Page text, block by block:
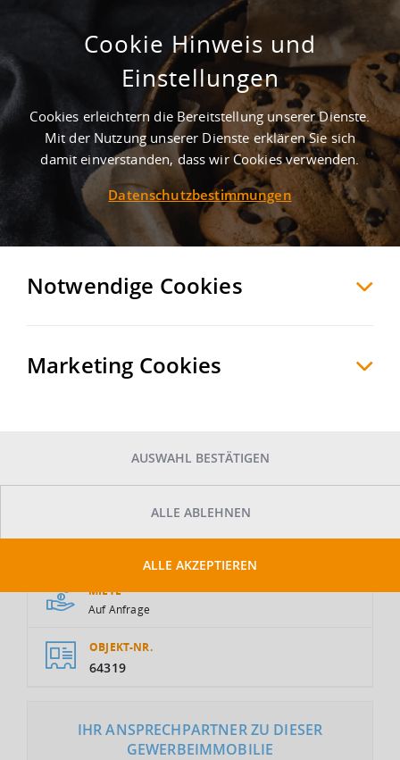
Projektierter Neubau einer Lager-
und Logistikhalle
Veitsbronn Fürth, Deutschland
MERKEN VERGLEICHEN EXPORT PDF
MIETE
Auf Anfrage
OBJEKT-NR.
64319
IHR ANSPRECHPARTNER ZU DIESER
GEWERBEIMMOBILIE
Cookie Hinweis und
Einstellungen
Cookies erleichtern die Bereitstellung unserer Dienste.
Mit der Nutzung unserer Dienste erklären Sie sich
damit einverstanden, dass wir Cookies verwenden.
Datenschutzbestimmungen
Notwendige Cookies
Marketing Cookies
AUSWAHL BESTÄTIGEN
ALLE ABLEHNEN
ALLE AKZEPTIEREN